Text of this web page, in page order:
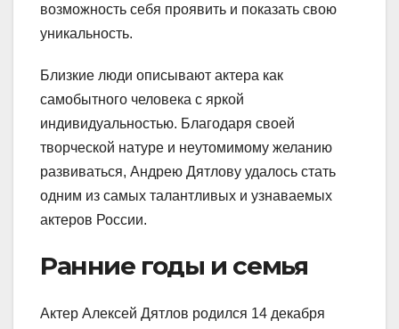
возможность себя проявить и показать свою
уникальность.
Близкие люди описывают актера как
самобытного человека с яркой
индивидуальностью. Благодаря своей
творческой натуре и неутомимому желанию
развиваться, Андрею Дятлову удалось стать
одним из самых талантливых и узнаваемых
актеров России.
Ранние годы и семья
Актер Алексей Дятлов родился 14 декабря